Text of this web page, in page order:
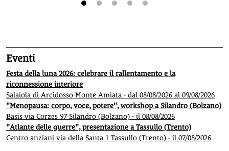
Eventi
Festa della luna 2026: celebrare il rallentamento e la
riconnessione interiore
Salaiola di Arcidosso Monte Amiata - dal 08/08/2026 al 09/08/2026
"Menopausa: corpo, voce, potere", workshop a Silandro (Bolzano)
Basis via Corzes 97 Silandro (Bolzano) - il 08/08/2026
"Atlante delle guerre", presentazione a Tassullo (Trento)
Centro anziani via della Santa 1 Tassullo (Trento) - il 07/08/2026